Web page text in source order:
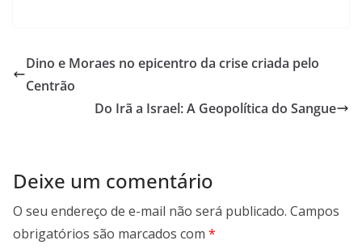
s
A
er b
o
gr
m
l l e
Dino e Moraes no epicentro da crise criada pelo
Centrão
Do Irã a Israel: A Geopolítica do Sangue
Deixe um comentário
O seu endereço de e-mail não será publicado. Campos
obrigatórios são marcados com *